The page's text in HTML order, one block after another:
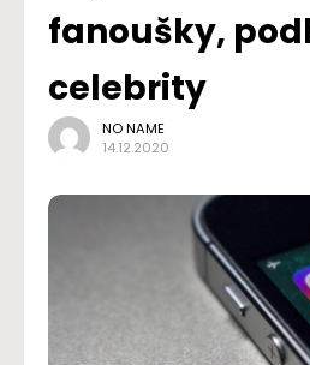
fanoušky,
celebrity
NO NAME
14.12.2020